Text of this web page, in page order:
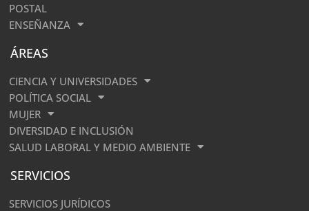
POSTAL
ENSEÑANZA
ÁREAS
CIENCIA Y UNIVERSIDADES
POLÍTICA SOCIAL
MUJER
DIVERSIDAD E INCLUSIÓN
SALUD LABORAL Y MEDIO AMBIENTE
SERVICIOS
SERVICIOS JURÍDICOS